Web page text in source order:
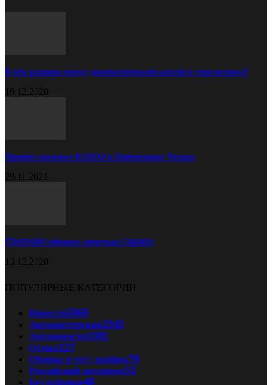
В чём разница между диагностической картой и техосмотром?
19.12.2020
Прицеп самосвал КАМАЗ в Набережных Челнах
29.11.2021
Chevrolet обновил спорткар Camaro
13.12.2020
ПОПУЛЯРНЫЕ КАТЕГОРИИ
Новости5068
Автомастерская2343
Автоновости1081
Отдых127
Обзоры и тест драйвы78
Российский автопром52
Без рубрики48